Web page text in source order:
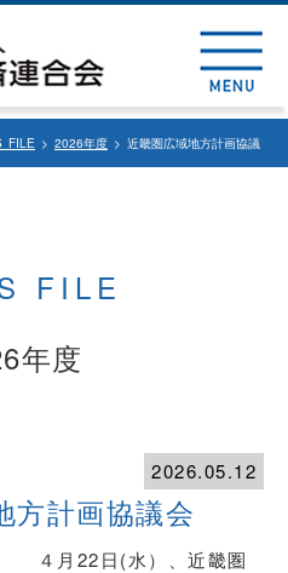
FILE > 2026年度 > 近畿圏広域地方計画協議
FILE
年度
2026.05.12
方計画協議会
４月22日(水）、近畿圏